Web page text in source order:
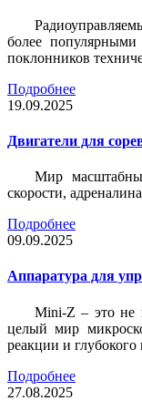
более
поклонников
Подробнее
19.09.2025
Двигатели для
Мир
скорости,
Подробнее
09.09.2025
Аппаратура для
Mini-Z – это не
целый мир
реакции и
Подробнее
27.08.2025